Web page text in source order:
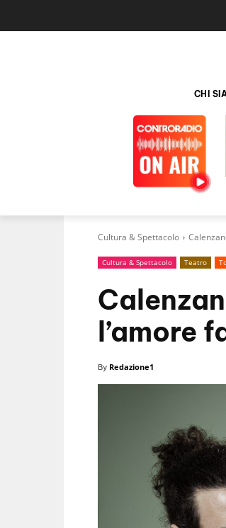
CHI
Cultura & Spettacolo
Cultura & Spettacolo Teatro
l’amore
By Redazione1